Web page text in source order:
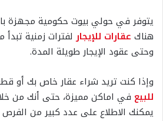
يتوفر في حولي بيوت حكومية مجهزة
هناك عقارات للإيجار لفترات زمنية
وحتى عقود الإيجار طويلة المدة.
وإذا كنت تريد شراء عقار خاص بك أو
للبيع في اماكن مميزة، حتى أنك من
يمكنك الاطلاع على عدد كبير من الفرص